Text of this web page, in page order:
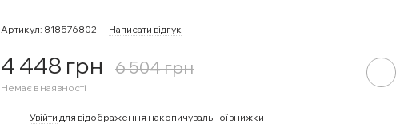
Артикул: 818576802 Написати відгук
4 448 грн 6 504 грн
Немає в наявності
Увійти для відображення накопичувальної знижки